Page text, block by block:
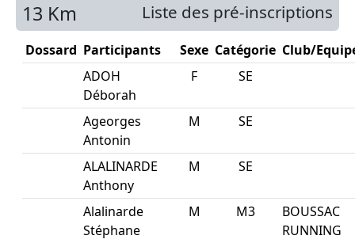
Liste des pré-inscriptions
13 Km
Dossard Participants Sexe Catégorie Club/
ADOH
Déborah
F SE
Ageorges
Antonin
M SE
ALALINARDE
Anthony
M SE
Alalinarde
Stéphane
M M3
BOUSSAC
RUNNING